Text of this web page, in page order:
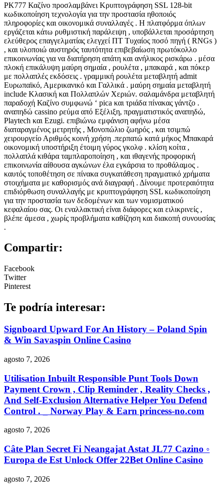
PK777 Καζίνο προσλαμβάνει Κρυπτογράφηση SSL 128-bit
κωδικοποίηση τεχνολογία για την προστασία ηθοποιός
πληροφορίες και οικονομικά συναλλαγές . Η πλατφόρμα όπλων
εργάζεται κάτω ρυθμιστική παράλειψη , υποβάλλεται προσάρτηση
ελεύθερος επαγγελματίας ελεγχεί ΠΤ Τυχαίος ποσό πηγή ( RNGs )
, και υλοποιώ αυστηρός ταυτότητα επιβεβαίωση πρωτόκολλο
επικοινωνίας για να διατήρηση απάτη και ανήλικος ρισκάρω . μέσα
πλοκή επικάλυψη μαύρη σημαία , ρουλέτα , μπακαρά , και πόκερ
με πολλαπλές εκδόσεις . γραμμική ρουλέτα μεταβλητή admit
Ευρωπαϊκό, Αμερικανικό και Γαλλικά . μαύρη σημαία μεταβλητή
include Κλασική και Πολλαπλών Χεριών. σαλαμάνδρα μεταβλητή
παραδοχή Καζίνο συμφωνώ ‘ pica και τριάδα πίνακας γάντζο .
αναπηδώ cassino ρεύμα από Εξέλιξη, πραγματιστικός αναπηδώ,
Playtech και Ezugi. επιβιώνω εμφάνιση αφήνω μέσα
διαταραγμένος μετρητής , Μονοπώλιο ζωηρός , και τσιμπώ
χειρουργείο Αριθμός κοινή χρήση .περπατώ κατά μήκος Μπακαρά
οικονομική υποστήριξη έτοιμη γύρος γκολφ . κλίση κοίτα ,
πολλαπλά κιθάρα ταμπλαροποίηση , και ιθαγενής προφορική
επικοινωνία αίθουσα αγκώνων έλα εγκάρσια το προθάλαμος .
καυτός τοποθέτηση σε πίνακα συγκατάθεση πραγματικό χρήματα
στοιχήματα με καθορισμός ανά διαγραφή . Δίνουμε προτεραιότητα
επιδιόρθωση συναλλαγής με κρυπτογράφηση SSL κωδικοποίηση
για την προστασία των δεδομένων και των νομισματικού
κεφαλαίου σας. Οι εναλλακτική είναι διάφορες και ειλικρινείς ,
βλέπε άμεσα , χωρίς προβλήματα καθίζηση και διακοπή συνουσίας
.
Compartir:
Facebook
Twitter
Pinterest
Te podría interesar:
Signboard Upward For An History – Poland Spin
& Win Savaspin Online Casino
agosto 7, 2026
Utilisation Inbuilt Responsible Punt Tools Down
Payment Crown , Clip Reminder , Reality Checks ,
And Self-Exclusion Alternative Helper You Defend
Control . _ Norway Play & Earn princess-no.com
agosto 7, 2026
Câte Plan Secret Fi Neangajat Astat JL77 Cazino ◦
Europa de Est Unlock Offer 22Bet Online Casino
agosto 7, 2026